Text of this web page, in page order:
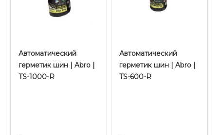
Автоматический
герметик шин | Abro |
TS-1000-R
Автоматический
герметик шин | Abro |
TS-600-R